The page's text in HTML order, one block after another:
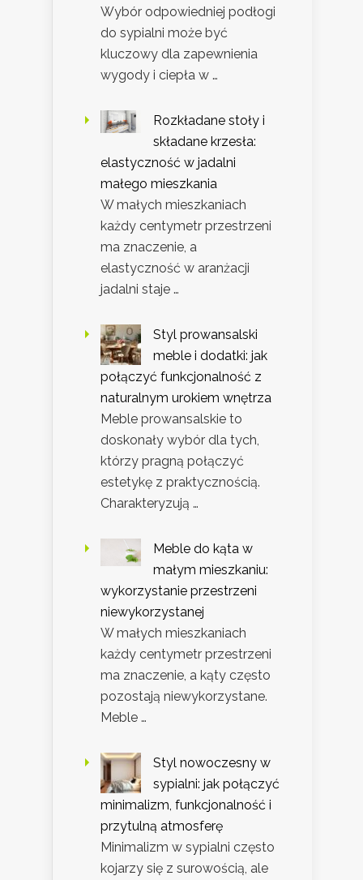
Wybór odpowiedniej podłogi
do sypialni może być
kluczowy dla zapewnienia
wygody i ciepła w …
Rozkładane stoły i
składane krzesła:
elastyczność w jadalni
małego mieszkania
W małych mieszkaniach
każdy centymetr przestrzeni
ma znaczenie, a
elastyczność w aranżacji
jadalni staje …
Styl prowansalski
meble i dodatki: jak
połączyć funkcjonalność z
naturalnym urokiem wnętrza
Meble prowansalskie to
doskonały wybór dla tych,
którzy pragną połączyć
estetykę z praktycznością.
Charakteryzują …
Meble do kąta w
małym mieszkaniu:
wykorzystanie przestrzeni
niewykorzystanej
W małych mieszkaniach
każdy centymetr przestrzeni
ma znaczenie, a kąty często
pozostają niewykorzystane.
Meble …
Styl nowoczesny w
sypialni: jak połączyć
minimalizm, funkcjonalność i
przytulną atmosferę
Minimalizm w sypialni często
kojarzy się z surowością, ale